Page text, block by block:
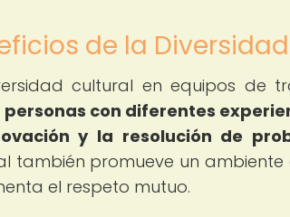
de la
cultural en equipos de
personas con diferentes
y la resolución de
también promueve un
el respeto mutuo.